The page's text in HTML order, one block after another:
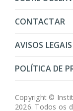
CONTACTAR
AVISOS LEGAIS
POLÍTICA DE
Copyright ©
2026. Todos os